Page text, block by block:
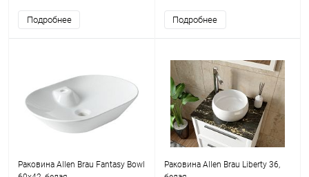
Подробнее Подробнее
Раковина Allen Brau Fantasy Bowl
Раковина Allen Brau Liberty 36,